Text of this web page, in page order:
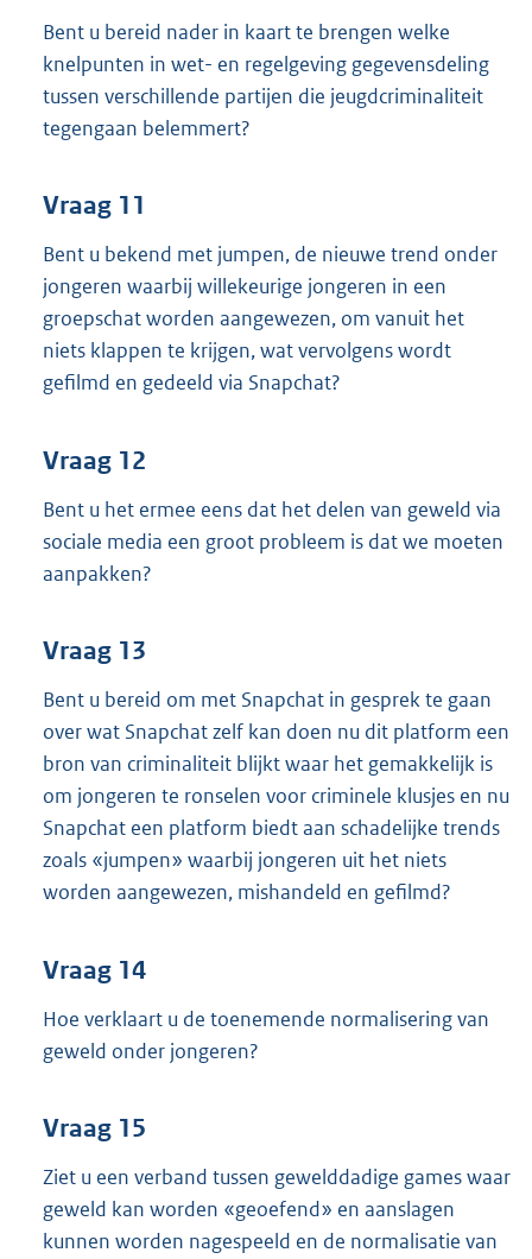
Bent u bereid nader in kaart te brengen welke
knelpunten in wet- en regelgeving gegevensdeling
tussen verschillende partijen die jeugdcriminaliteit
tegengaan belemmert?
Vraag 11
Bent u bekend met jumpen, de nieuwe trend onder
jongeren waarbij willekeurige jongeren in een
groepschat worden aangewezen, om vanuit het
niets klappen te krijgen, wat vervolgens wordt
gefilmd en gedeeld via Snapchat?
Vraag 12
Bent u het ermee eens dat het delen van geweld via
sociale media een groot probleem is dat we moeten
aanpakken?
Vraag 13
Bent u bereid om met Snapchat in gesprek te gaan
over wat Snapchat zelf kan doen nu dit platform een
bron van criminaliteit blijkt waar het gemakkelijk is
om jongeren te ronselen voor criminele klusjes en nu
Snapchat een platform biedt aan schadelijke trends
zoals «jumpen» waarbij jongeren uit het niets
worden aangewezen, mishandeld en gefilmd?
Vraag 14
Hoe verklaart u de toenemende normalisering van
geweld onder jongeren?
Vraag 15
Ziet u een verband tussen gewelddadige games waar
geweld kan worden «geoefend» en aanslagen
kunnen worden nagespeeld en de normalisatie van